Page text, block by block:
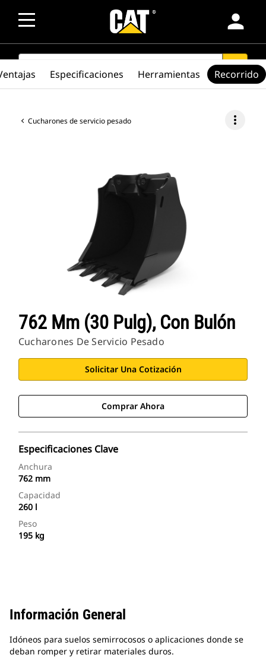
person
SEARCH search
Cucharones de servicio pesado more_vert
762 Mm (30 Pulg), Con Bulón
Cucharones De Servicio Pesado
Solicitar Una Cotización
Comprar Ahora
Especificaciones Clave
Anchura
762 mm
Capacidad
260 l
Peso
195 kg
Especificaciones Herramientas Recorrido
Información General
Idóneos para suelos semirrocosos o aplicaciones donde se
deban romper y retirar materiales duros.